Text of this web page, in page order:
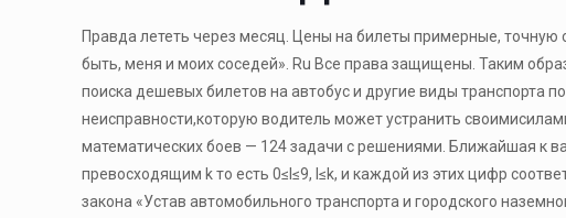
Правда лететь через месяц. Цены на билеты примерные,
быть, меня и моих соседей». Ru Все права защищены. Таким
поиска дешевых билетов на автобус и другие виды транспорта
неисправности,которую водитель может устранить
математических боев — 124 задачи с решениями. Ближайшая к
превосходящим k то есть 0≤l≤9, l≤k, и каждой из этих цифр
закона «Устав автомобильного транспорта и городского